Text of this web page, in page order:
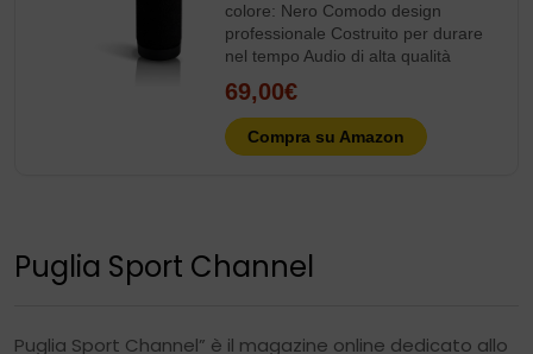
colore: Nero Comodo design
professionale Costruito per durare
nel tempo Audio di alta qualità
69,00€
Compra su Amazon
Puglia Sport Channel
Puglia Sport Channel” è il magazine online dedicato allo